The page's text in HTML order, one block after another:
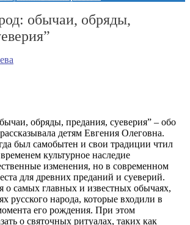
обычаи, обряды,
обряды, предания, суеверия” – обо
детям Евгения Олеговна.
был самобытен и свои традиции чтил
культурное наследие
изменения, но в современном
для древних преданий и суеверий.
о самых главных и известных обычаях,
русского народа, которые входили в
его рождения. При этом
о святочных ритуалах, таких как